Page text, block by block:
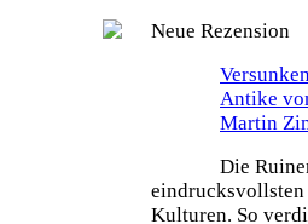
Neue Rezension
Antike
Martin
Die
eindrucksvollsten
Kulturen. So